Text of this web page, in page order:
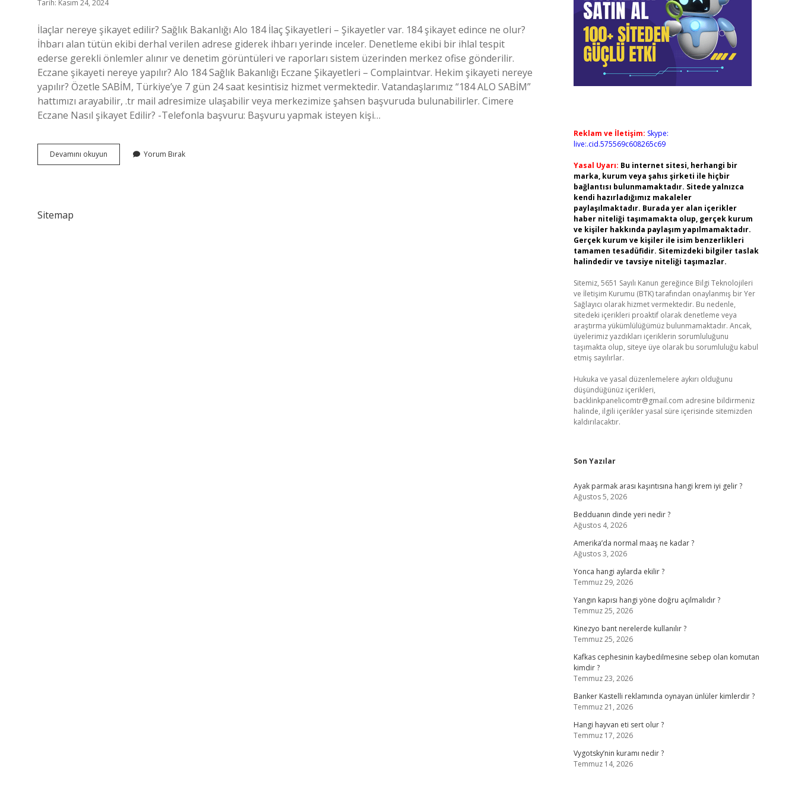
Tarih: Kasım 24, 2024
İlaçlar nereye şikayet edilir? Sağlık Bakanlığı Alo 184 İlaç Şikayetleri – Şikayetler var. 184 şikayet edince ne olur?
İhbarı alan tütün ekibi derhal verilen adrese giderek ihbarı yerinde inceler. Denetleme ekibi bir ihlal tespit
ederse gerekli önlemler alınır ve denetim görüntüleri ve raporları sistem üzerinden merkez ofise gönderilir.
Eczane şikayeti nereye yapılır? Alo 184 Sağlık Bakanlığı Eczane Şikayetleri – Complaintvar. Hekim şikayeti nereye
yapılır? Özetle SABİM, Türkiye’ye 7 gün 24 saat kesintisiz hizmet vermektedir. Vatandaşlarımız “184 ALO SABİM”
hattımızı arayabilir, .tr mail adresimize ulaşabilir veya merkezimize şahsen başvuruda bulunabilirler. Cimere
Eczane Nasıl şikayet Edilir? -Telefonla başvuru: Başvuru yapmak isteyen kişi…
Devamını okuyun
Şikayetleri
Yorum Bırak
Sitemap
Reklam ve İletişim: Skype:
live:.cid.575569c608265c69
Yasal Uyarı: Bu internet sitesi, herhangi bir
marka, kurum veya şahıs şirketi ile hiçbir
bağlantısı bulunmamaktadır. Sitede yalnızca
kendi hazırladığımız makaleler
paylaşılmaktadır. Burada yer alan içerikler
haber niteliği taşımamakta olup, gerçek kurum
ve kişiler hakkında paylaşım yapılmamaktadır.
Gerçek kurum ve kişiler ile isim benzerlikleri
tamamen tesadüfidir. Sitemizdeki bilgiler taslak
halindedir ve tavsiye niteliği taşımazlar.
Sitemiz, 5651 Sayılı Kanun gereğince Bilgi Teknolojileri
ve İletişim Kurumu (BTK) tarafından onaylanmış bir Yer
Sağlayıcı olarak hizmet vermektedir. Bu nedenle,
sitedeki içerikleri proaktif olarak denetleme veya
araştırma yükümlülüğümüz bulunmamaktadır. Ancak,
üyelerimiz yazdıkları içeriklerin sorumluluğunu
taşımakta olup, siteye üye olarak bu sorumluluğu kabul
etmiş sayılırlar.
Hukuka ve yasal düzenlemelere aykırı olduğunu
düşündüğünüz içerikleri,
backlinkpanelicomtr@gmail.com adresine bildirmeniz
halinde, ilgili içerikler yasal süre içerisinde sitemizden
kaldırılacaktır.
Son Yazılar
Ayak parmak arası kaşıntısına hangi krem iyi gelir ?
Ağustos 5, 2026
Bedduanın dinde yeri nedir ?
Ağustos 4, 2026
Amerika’da normal maaş ne kadar ?
Ağustos 3, 2026
Yonca hangi aylarda ekilir ?
Temmuz 29, 2026
Yangın kapısı hangi yöne doğru açılmalıdır ?
Temmuz 25, 2026
Kinezyo bant nerelerde kullanılır ?
Temmuz 25, 2026
Kafkas cephesinin kaybedilmesine sebep olan komutan
kimdir ?
Temmuz 23, 2026
Banker Kastelli reklamında oynayan ünlüler kimlerdir ?
Temmuz 21, 2026
Hangi hayvan eti sert olur ?
Temmuz 17, 2026
Vygotsky’nin kuramı nedir ?
Temmuz 14, 2026